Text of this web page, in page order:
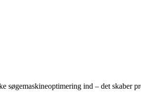
søgemaskineoptimering ind – det skaber